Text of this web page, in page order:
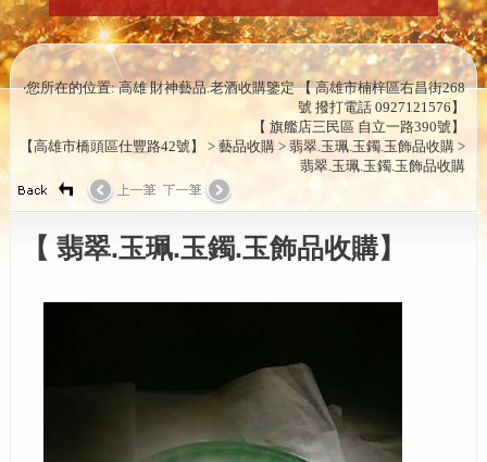
‧您所在的位置: 高雄 財神藝品.老酒收購鑒定 【 高雄市楠梓區右昌街268
號 撥打電話 0927121576】
【 旗艦店三民區 自立一路390號】
【高雄市橋頭區仕豐路42號】 > 藝品收購 > 翡翠.玉珮.玉鐲.玉飾品收購 >
翡翠.玉珮.玉鐲.玉飾品收購
【 翡翠.玉珮.玉鐲.玉飾品收購】